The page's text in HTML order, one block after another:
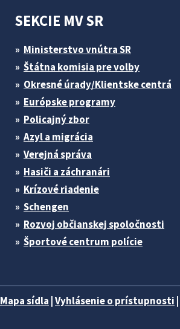
SEKCIE MV SR
Ministerstvo vnútra SR
Štátna komisia pre volby
Okresné úrady/Klientske centrá
Európske programy
Policajný zbor
Azyl a migrácia
Verejná správa
Hasiči a záchranári
Krízové riadenie
Schengen
Rozvoj občianskej spoločnosti
Športové centrum polície
Mapa sídla Vyhlásenie o prístupnosti